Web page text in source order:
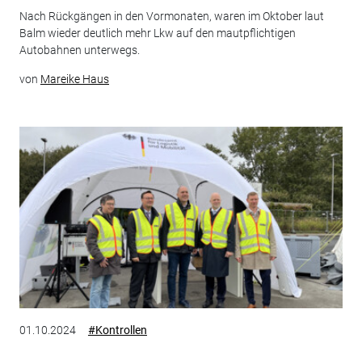
Nach Rückgängen in den Vormonaten, waren im Oktober laut
Balm wieder deutlich mehr Lkw auf den mautpflichtigen
Autobahnen unterwegs.
von Mareike Haus
01.10.2024 #Kontrollen